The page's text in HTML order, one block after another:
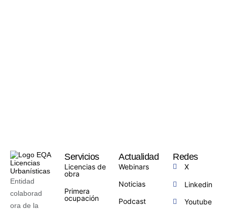
Entidad
colaborad
ora de la
Servicios
Licencias de
obra
Primera
ocupación
Actualidad
Webinars
Noticias
Podcast
Redes
X
Linkedin
Youtube